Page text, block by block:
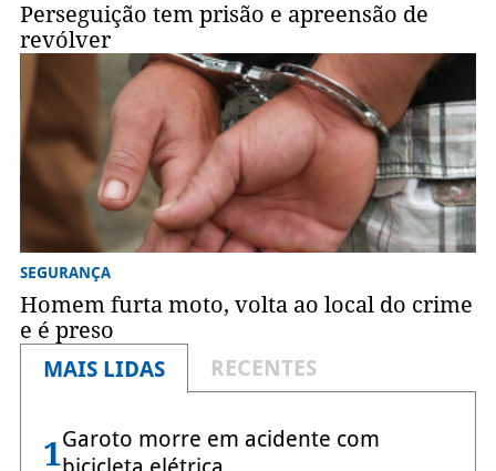
Perseguição tem prisão e apreensão de
revólver
SEGURANÇA
Homem furta moto, volta ao local do crime
e é preso
MAIS LIDAS
RECENTES
1Garoto morre em acidente com